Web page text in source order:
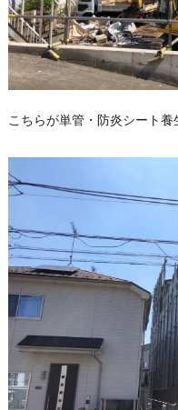
こちらが単管・防炎シート養